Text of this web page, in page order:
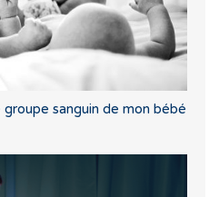
sanguin de mon bébé